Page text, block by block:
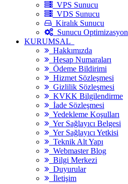
VPS Sunucu
VDS Sunucu
Kiralık Sunucu
Sunucu Optimizasyon
KURUMSAL
Hakkımızda
Hesap Numaraları
Ödeme Bildirimi
Hizmet Sözleşmesi
Gizlilik Sözleşmesi
KVKK Bilgilendirme
İade Sözleşmesi
Yedekleme Koşulları
Yer Sağlayıcı Belgesi
Yer Sağlayıcı Yetkisi
Teknik Alt Yapı
Webmaster Blog
Bilgi Merkezi
Duyurular
İletişim